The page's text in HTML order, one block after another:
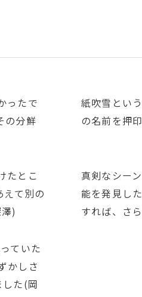
ったで
の分鮮
紙吹雪とい
の名前を押
たとこ
て別の
)
真剣なシー
能を発見し
すれば、さ
ていた
かしさ
た(岡